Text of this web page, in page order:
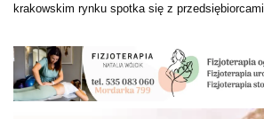
krakowskim rynku spotka się z przedsiębiorcami.